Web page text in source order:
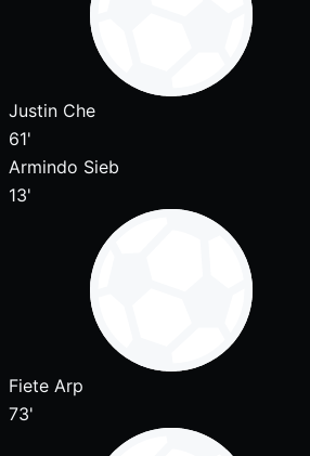
Justin Che
61'
Armindo Sieb
13'
Fiete Arp
73'